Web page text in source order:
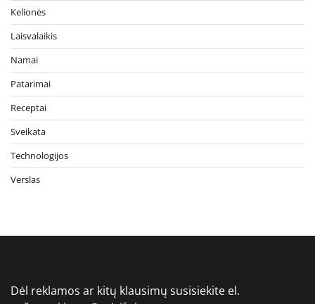
Kelionės
Laisvalaikis
Namai
Patarimai
Receptai
Sveikata
Technologijos
Verslas
Dėl reklamos ar kitų klausimų susisiekite el.